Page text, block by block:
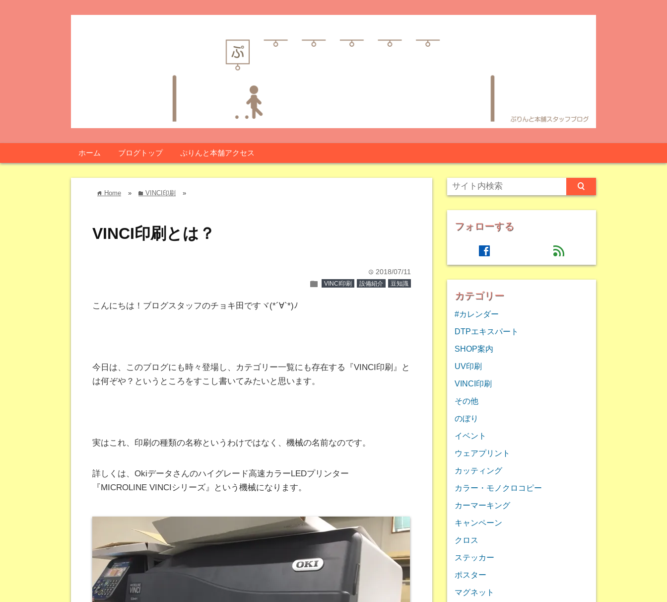
ホーム ブログトップ ぷりんと本舗アクセス
home Home » folder VINCI印刷 »
VINCI印刷とは？
time 2018/07/11
folder VINCI印刷 設備紹介 豆知識
こんにちは！ブログスタッフのチョキ田ですヾ(*´∀`*)ﾉ
今日は、このブログにも時々登場し、カテゴリー一覧にも存在する『VINCI印刷』と
は何ぞや？というところをすこし書いてみたいと思います。
実はこれ、印刷の種類の名称というわけではなく、機械の名前なのです。
詳しくは、Okiデータさんのハイグレード高速カラーLEDプリンター
『MICROLINE VINCIシリーズ』という機械になります。
フォローする
facebook feed
カテゴリー
#カレンダー
DTPエキスパート
SHOP案内
UV印刷
VINCI印刷
その他
のぼり
イベント
ウェアプリント
カッティング
カラー・モノクロコピー
カーマーキング
キャンペーン
クロス
ステッカー
ポスター
マグネット